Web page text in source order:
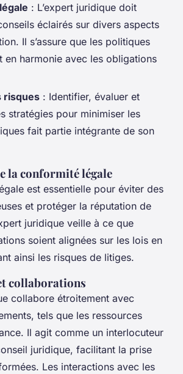
: L’expert juridique doit
éclairés sur divers aspects
Il s’assure que les politiques
en harmonie avec les obligations
risques : Identifier, évaluer et
stratégies pour minimiser les
fait partie intégrante de son
la conformité légale
est essentielle pour éviter des
et protéger la réputation de
juridique veille à ce que
soient alignées sur les lois en
ainsi les risques de litiges.
collaborations
collabore étroitement avec
tels que les ressources
Il agit comme un interlocuteur
juridique, facilitant la prise
Les interactions avec les